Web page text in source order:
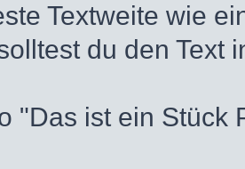
Textweite wie
du den Text
"Das ist ein Stück